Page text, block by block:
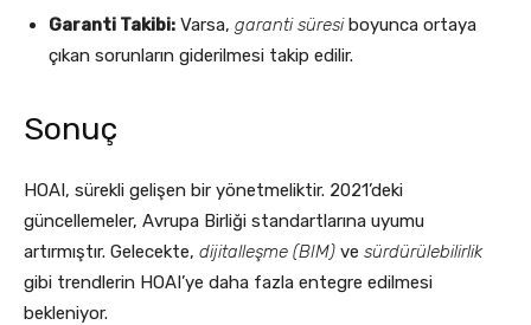
Garanti Takibi: Varsa, garanti süresiboyunca ortaya
çıkan sorunların giderilmesi takip edilir.
Sonuç
HOAI, sürekli gelişen bir yönetmeliktir. 2021’deki
güncellemeler, Avrupa Birliği standartlarına uyumu
artırmıştır. Gelecekte, dijitalleşme (BIM) ve sürdürülebilirlik
gibi trendlerin HOAI’ye daha fazla entegre edilmesi
bekleniyor.